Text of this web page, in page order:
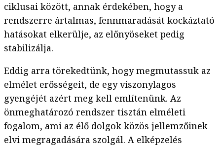
ciklusai között, annak érdekében, hogy a
rendszerre ártalmas, fennmaradását kockáztató
hatásokat elkerülje, az előnyöseket pedig
stabilizálja.
Eddig arra törekedtünk, hogy megmutassuk az
elmélet erősségeit, de egy viszonylagos
gyengéjét azért meg kell említenünk. Az
önmeghatározó rendszer tisztán elméleti
fogalom, ami az élő dolgok közös jellemzőinek
elvi megragadására szolgál. A elképzelés